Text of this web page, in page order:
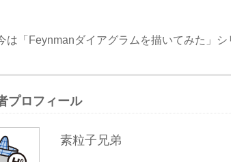
は「Feynmanダイアグラムを描いてみた」シ
プロフィール
素粒子兄弟